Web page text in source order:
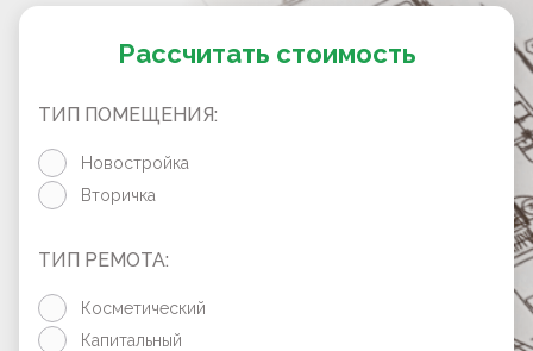
Рассчитать стоимость
ТИП ПОМЕЩЕНИЯ:
Новостройка
Вторичка
ТИП РЕМОТА:
Косметический
Капитальный